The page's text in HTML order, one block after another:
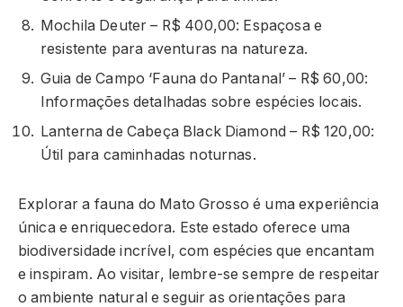
Mochila Deuter – R$ 400,00: Espaçosa e
resistente para aventuras na natureza.
Guia de Campo ‘Fauna do Pantanal’ – R$ 60,00:
Informações detalhadas sobre espécies locais.
Lanterna de Cabeça Black Diamond – R$ 120,00:
Útil para caminhadas noturnas.
Explorar a fauna do Mato Grosso é uma experiência
única e enriquecedora. Este estado oferece uma
biodiversidade incrível, com espécies que encantam
e inspiram. Ao visitar, lembre-se sempre de respeitar
o ambiente natural e seguir as orientações para